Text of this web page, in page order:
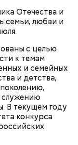
Отечества и
семьи, любви и
с целью
к темам
и семейных
и детства,
служению
В текущем году
конкурса
который
— это
Но важно
нужно сильно
людям с
—